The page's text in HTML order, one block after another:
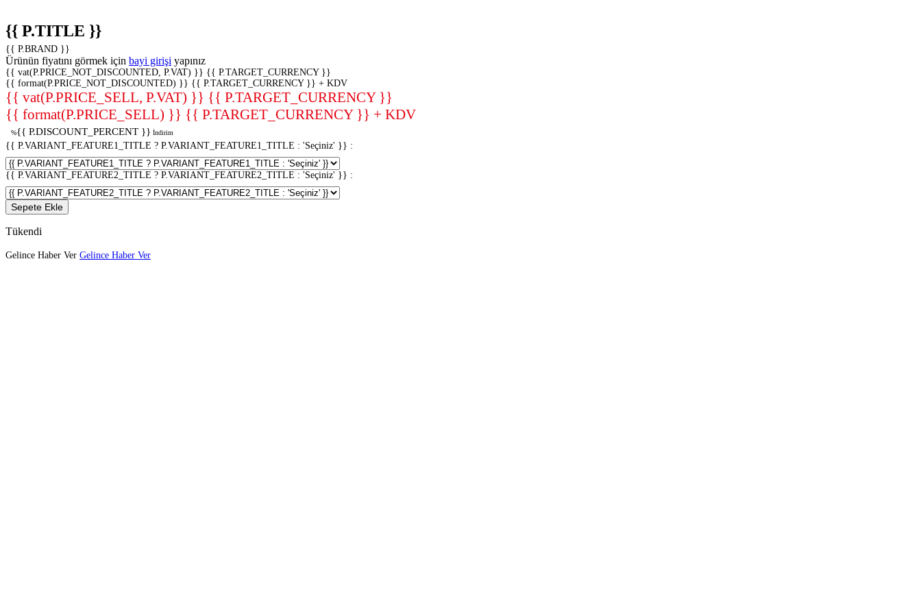
{{ P.TITLE }}
{{ P.BRAND }}
Ürünün fiyatını görmek için bayi girişi yapınız
{{ vat(P.PRICE_NOT_DISCOUNTED, P.VAT) }} {{ P.TARGET_CURRENCY }}
{{ format(P.PRICE_NOT_DISCOUNTED) }} {{ P.TARGET_CURRENCY }} + KDV
{{ vat(P.PRICE_SELL, P.VAT) }} {{ P.TARGET_CURRENCY }}
{{ format(P.PRICE_SELL) }} {{ P.TARGET_CURRENCY }} + KDV
%{{ P.DISCOUNT_PERCENT }} İndirim
{{ P.VARIANT_FEATURE1_TITLE ? P.VARIANT_FEATURE1_TITLE : 'Seçiniz' }} :
{{ P.VARIANT_FEATURE2_TITLE ? P.VARIANT_FEATURE2_TITLE : 'Seçiniz' }} :
Sepete Ekle
Tükendi
Gelince Haber Ver Gelince Haber Ver